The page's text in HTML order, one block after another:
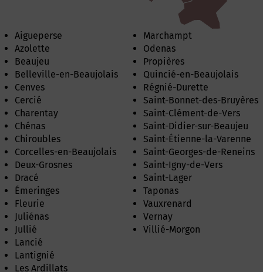
Aigueperse
Azolette
Beaujeu
Belleville-en-Beaujolais
Cenves
Cercié
Charentay
Chénas
Chiroubles
Corcelles-en-Beaujolais
Deux-Grosnes
Dracé
Émeringes
Fleurie
Juliénas
Jullié
Lancié
Lantignié
Les Ardillats
Marchampt
Odenas
Propières
Quincié-en-Beaujolais
Régnié-Durette
Saint-Bonnet-des-Bruyères
Saint-Clément-de-Vers
Saint-Didier-sur-Beaujeu
Saint-Étienne-la-Varenne
Saint-Georges-de-Reneins
Saint-Igny-de-Vers
Saint-Lager
Taponas
Vauxrenard
Vernay
Villié-Morgon